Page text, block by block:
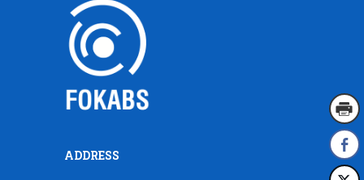
ADDRESS